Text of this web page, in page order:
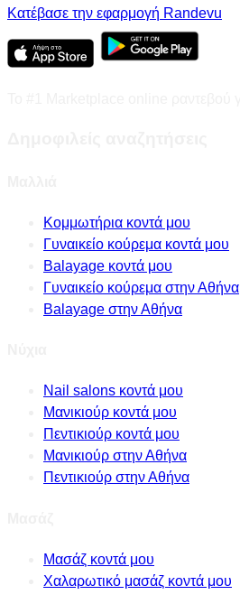
Κατέβασε την εφαρμογή Randevu
Κομμωτήρια κοντά μου
Γυναικείο κούρεμα κοντά μου
Balayage κοντά μου
Γυναικείο κούρεμα στην Αθήνα
Balayage στην Αθήνα
Nail salons κοντά μου
Μανικιούρ κοντά μου
Πεντικιούρ κοντά μου
Μανικιούρ στην Αθήνα
Πεντικιούρ στην Αθήνα
Μασάζ κοντά μου
Χαλαρωτικό μασάζ κοντά μου